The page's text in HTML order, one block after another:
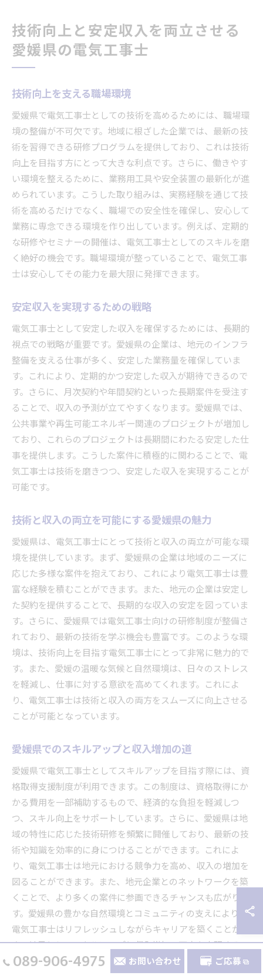
技術向上と安定収入を両立させる
愛媛県の電気工事士
技術向上を支える職場環境
愛媛県で電気工事士としての技術を高めるためには、職場環
境の整備が不可欠です。地域に根ざした企業では、最新の技
術を習得できる研修プログラムを提供しており、これは技術
向上を目指す方にとって大きな利点です。さらに、働きやす
い環境を整えるために、業務用工具や安全装置の最新化が進
められています。こうした取り組みは、実務経験を通じて技
術を高めるだけでなく、職場での安全性を確保し、安心して
業務に専念できる環境を作り出しています。例えば、定期的
な研修やセミナーの開催は、電気工事士としてのスキルを磨
く絶好の機会です。職場環境が整っていることで、電気工事
士は安心してその能力を最大限に発揮できます。
安定収入を実現するための戦略
電気工事士として安定した収入を確保するためには、長期的
視点での戦略が重要です。愛媛県の企業は、地元のインフラ
整備を支える仕事が多く、安定した業務量を確保していま
す。これにより、定期的かつ安定した収入が期待できるので
す。さらに、月次契約や年間契約といった長期案件を受注す
ることで、収入の予測が立てやすくなります。愛媛県では、
公共事業や再生可能エネルギー関連のプロジェクトが増加し
ており、これらのプロジェクトは長期間にわたる安定した仕
事を提供します。こうした案件に積極的に関わることで、電
気工事士は技術を磨きつつ、安定した収入を実現することが
可能です。
技術と収入の両立を可能にする愛媛県の魅力
愛媛県は、電気工事士にとって技術と収入の両立が可能な環
境を提供しています。まず、愛媛県の企業は地域のニーズに
応じた多様な案件を抱えており、これにより電気工事士は豊
富な経験を積むことができます。また、地元の企業は安定し
た契約を提供することで、長期的な収入の安定を図っていま
す。さらに、愛媛県では電気工事士向けの研修制度が整備さ
れており、最新の技術を学ぶ機会も豊富です。このような環
境は、技術向上を目指す電気工事士にとって非常に魅力的で
す。また、愛媛の温暖な気候と自然環境は、日々のストレス
を軽減し、仕事に対する意欲を高めてくれます。これによ
り、電気工事士は技術と収入の両方をスムーズに向上させる
ことが可能となっています。
愛媛県でのスキルアップと収入増加の道
愛媛県で電気工事士としてスキルアップを目指す際には、資
格取得支援制度が利用できます。この制度は、資格取得にか
かる費用を一部補助するもので、経済的な負担を軽減しつ
つ、スキル向上をサポートしています。さらに、愛媛県は地
域の特性に応じた技術研修を頻繁に開催しており、最新の技
術や知識を効率的に身につけることができます。これによ
り、電気工事士は地元における競争力を高め、収入の増加を
図ることができます。また、地元企業とのネットワークを築
くことで、より多くの案件に参画できるチャンスも広がりま
す。愛媛県の豊かな自然環境とコミュニティの支えにより、
電気工事士はリフレッシュしながらキャリアを築くことがで
き、結果としてスキルアップと収入増加の両方を実現するこ
とが可能です。
089-906-4975 お問い合わせ ご応募